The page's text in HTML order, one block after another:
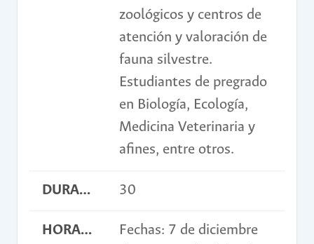
zoológicos y centros de
atención y valoración de
fauna silvestre.
Estudiantes de pregrado
en Biología, Ecología,
Medicina Veterinaria y
afines, entre otros.
DURACIÓN EN HORAS 30
HORARIO
Fechas: 7 de diciembre